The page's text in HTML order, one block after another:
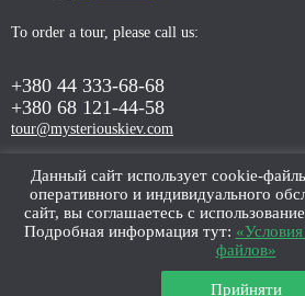
To order a tour, please call us:
+380 44 333-68-68
+380 68 121-44-58
tour@mysteriouskiev.com
Данный сайт использует cookie-
оперативного и индивидуального
сайт, вы соглашаетесь с
Подробная информация тут:
файлов»
Прийняти